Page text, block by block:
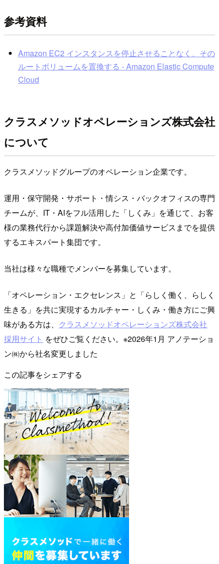
参考資料
Amazon EC2 インスタンスを停止させることなく、その
ルートボリュームを置換する - Amazon Elastic Compute
Cloud
クラスメソッドオペレーションズ株式会社
について
クラスメソッドグループのオペレーション企業です。
運用・保守開発・サポート・情シス・バックオフィスの専門
チームが、IT・AIをフル活用した「しくみ」を通じて、お客
様の業務代行から課題解決や高付加価値サービスまでを提供
するエキスパート集団です。
当社は様々な職種でメンバーを募集しています。
「オペレーション・エクセレンス」と「らしく働く、らしく
生きる」を共に実現するカルチャー・しくみ・働き方にご興
味がある方は、 クラスメソッドオペレーションズ株式会社
採用サイト をぜひご覧ください。※2026年1月 アノテーショ
ン㈱から社名変更しました
この記事をシェアする